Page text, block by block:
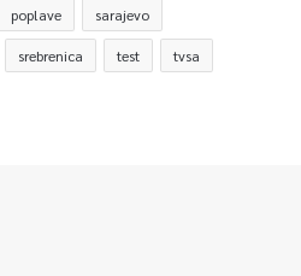
poplave sarajevo
srebrenica test tvsa